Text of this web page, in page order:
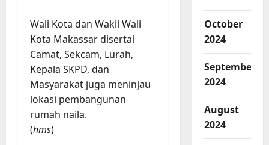
Wali Kota dan Wakil Wali
Kota Makassar disertai
Camat, Sekcam, Lurah,
Kepala SKPD, dan
Masyarakat juga meninjau
lokasi pembangunan
rumah naila.
(hms)
October
2024
September
2024
August
2024